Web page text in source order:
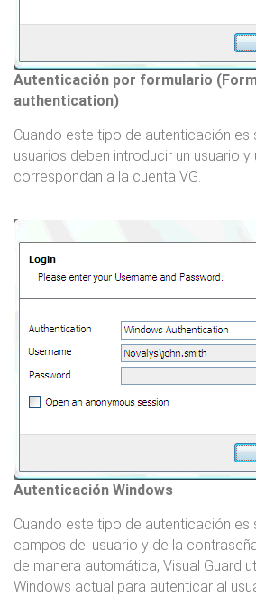
Autenticación por formulario
authentication)
Cuando este tipo de autenticación es
usuarios deben introducir un usuario
correspondan a la cuenta VG.
Autenticación Windows
Cuando este tipo de autenticación es
campos del usuario y de la
de manera automática, Visual Guard
Windows actual para autenticar al